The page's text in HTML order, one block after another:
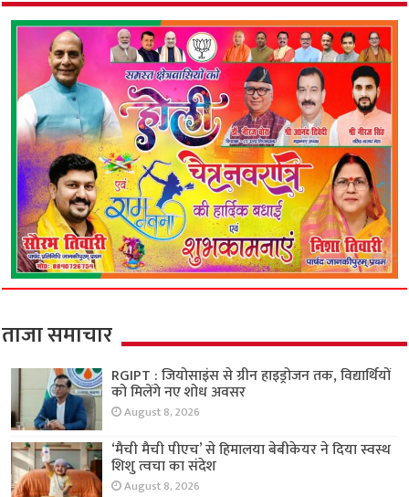
ताजा समाचार
RGIPT : जियोसाइंस से ग्रीन हाइड्रोजन तक, विद्यार्थियों
को मिलेंगे नए शोध अवसर
August 8, 2026
‘मैची मैची पीएच’ से हिमालया बेबीकेयर ने दिया स्वस्थ
शिशु त्वचा का संदेश
August 8, 2026